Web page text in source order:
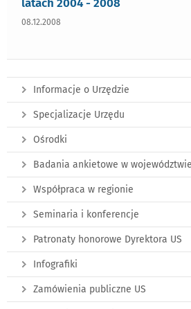
08.12.2008
Informacje o Urzędzie
Specjalizacje Urzędu
Ośrodki
Badania ankietowe w
Współpraca w regionie
Seminaria i konferencje
Patronaty honorowe Dyrektora US
Infografiki
Zamówienia publiczne US